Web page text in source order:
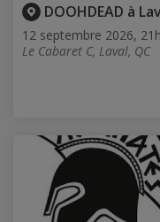
DOOHDEAD à
12 septembre 2026,
Le Cabaret C, Laval, QC